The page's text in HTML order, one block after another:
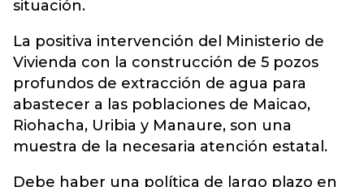
situación.
La positiva intervención del Ministerio de
Vivienda con la construcción de 5 pozos
profundos de extracción de agua para
abastecer a las poblaciones de Maicao,
Riohacha, Uribia y Manaure, son una
muestra de la necesaria atención estatal.
Debe haber una política de largo plazo en